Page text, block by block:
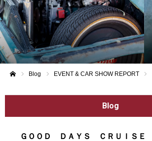
Blog EVENT & CAR SHOW REPORT
Blog
ＧＯＯＤ ＤＡＹＳ ＣＲＵＩＳＥ